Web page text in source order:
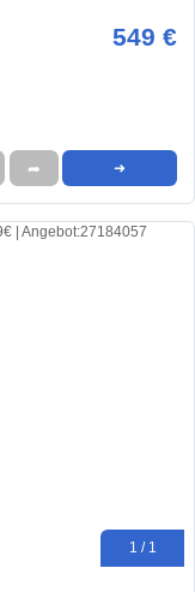
549 €
➦ ➜
1 / 1